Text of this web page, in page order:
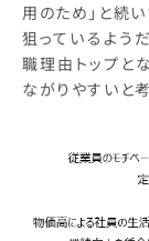
用のため」と続
狙っているよう
職理由トップと
ながりやすいと考